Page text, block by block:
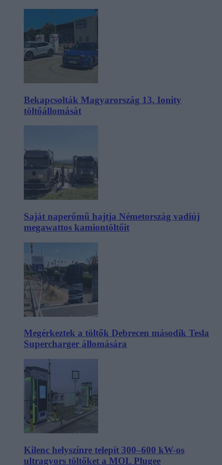
Bekapcsolták Magyarország 13. Ionity
töltőállomását
Saját naperőmű hajtja Németország vadiúj
megawattos kamiontöltőit
Megérkeztek a töltők Debrecen második Tesla
Supercharger állomására
Kilenc helyszínre telepít 300–600 kW-os
ultragyors töltőket a MOL Plugee